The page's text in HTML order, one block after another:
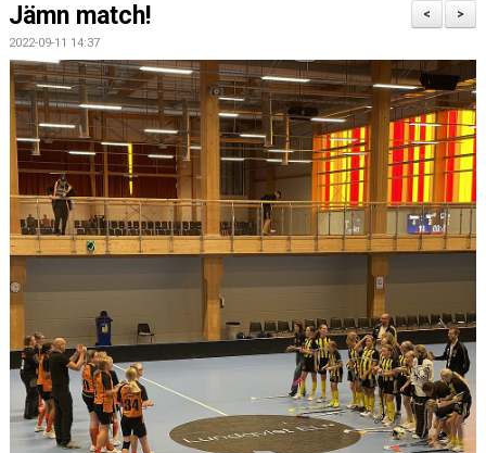
TRUPPEN
BILDGALLERI
DOKUMENT
KONTAKT
>
<
Jämn match!
2022-09-11 14:37